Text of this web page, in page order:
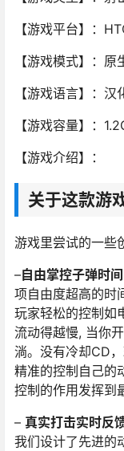
【游戏平台】：
【游戏模式】：原
【游戏语言】：汉
【游戏容量】：
【游戏介绍】：
关于这款游
游戏里尝试的一些
–自由掌控子弹时间
项自由度超高的时
玩家轻松的控制如
流动得越慢, 当你
淌。没有冷却CD
精准的控制自己的
控制的作用发挥到
– 真实打击实时反
我们设计了先进的